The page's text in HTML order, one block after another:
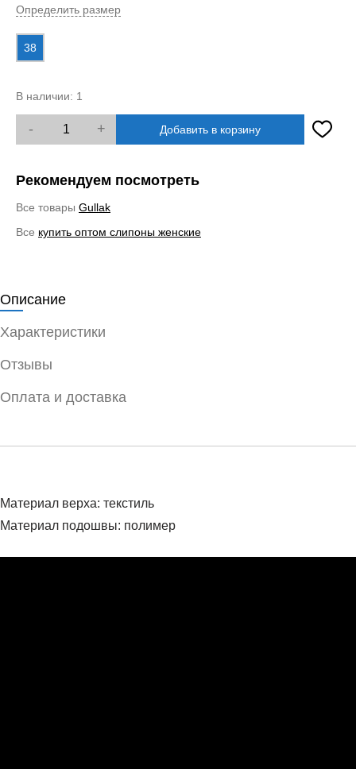
Определить размер
38
В наличии: 1
- + Добавить в корзину
Рекомендуем посмотреть
Все товары Gullak
Все купить оптом слипоны женские
Описание
Характеристики
Отзывы
Оплата и доставка
Материал верха: текстиль
Материал подошвы: полимер